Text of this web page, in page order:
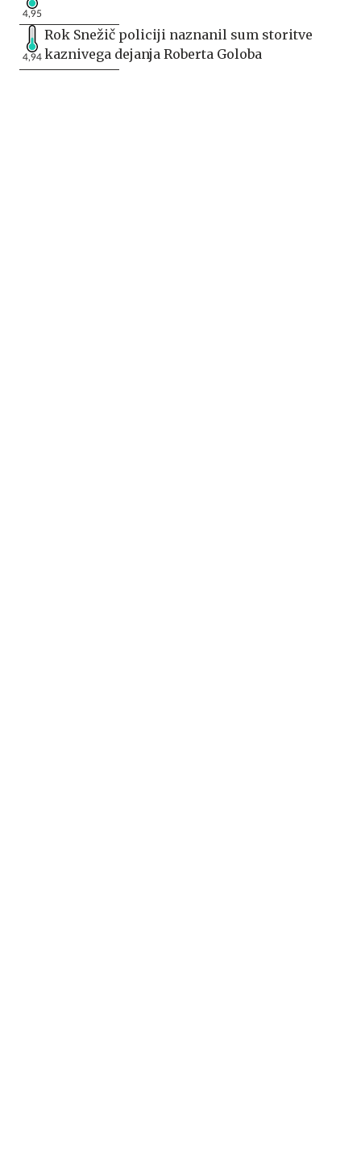
4,95
4,94
Rok Snežič policiji naznanil sum storitve
kaznivega dejanja Roberta Goloba